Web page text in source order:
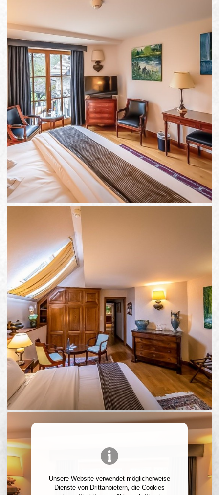
Unsere Website verwendet möglicherweise
Dienste von Drittanbietern, die Cookies